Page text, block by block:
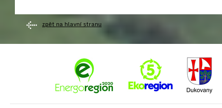
zpět na hlavní stranu